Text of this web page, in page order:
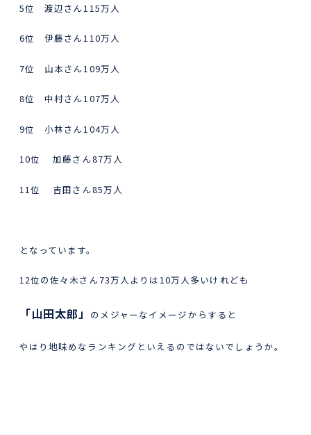
5位 渡辺さん115万人
6位 伊藤さん110万人
7位 山本さん109万人
8位 中村さん107万人
9位 小林さん104万人
10位 加藤さん87万人
11位 吉田さん85万人
となっています。
12位の佐々木さん73万人よりは10万人多いけれども
「山田太郎」 のメジャーなイメージからすると
やはり地味めなランキングといえるのではないでしょうか。